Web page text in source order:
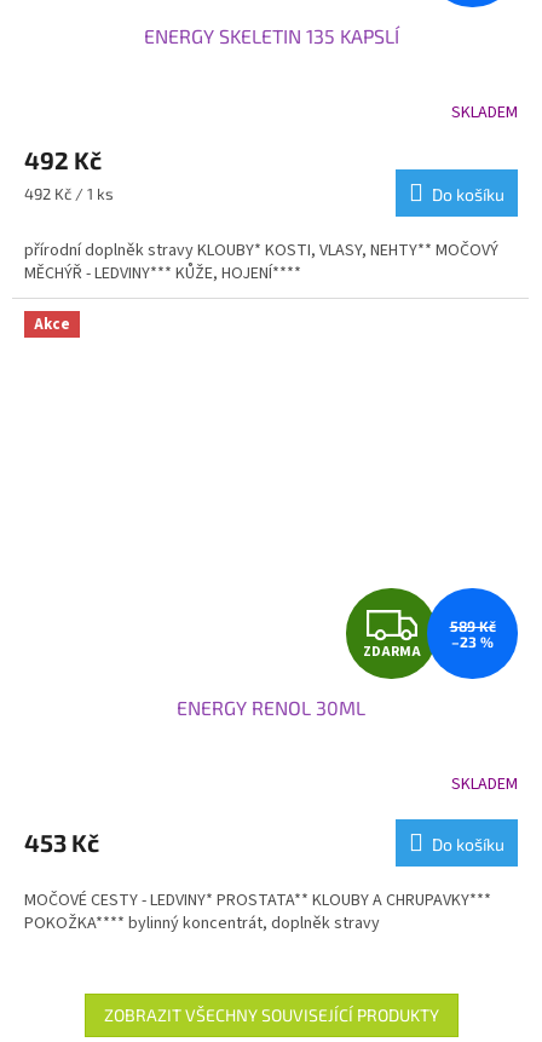
ENERGY SKELETIN 135 KAPSLÍ
produktu
je
5,0
5
hvězdiček.
SKLADEM
492 Kč
Měrná
492 Kč / 1 ks Do košíku
přírodní doplněk stravy KLOUBY* KOSTI, VLASY, NEHTY** MOČOVÝ
MĚCHÝŘ - LEDVINY*** KŮŽE, HOJENÍ****
Akce
Z
D
M
A
ZDARMA
589 Kč
–23 %
ENERGY RENOL 30ML
produktu
je
z
5
SKLADEM
453 Kč Do košíku
MOČOVÉ CESTY - LEDVINY* PROSTATA** KLOUBY A CHRUPAVKY***
POKOŽKA**** bylinný koncentrát, doplněk stravy
ZOBRAZIT VŠECHNY SOUVISEJÍCÍ PRODUKTY